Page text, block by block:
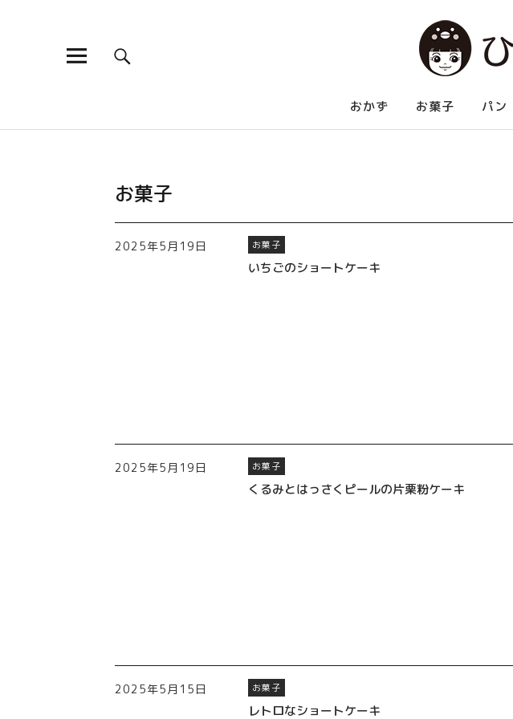
ひよこ食堂
おかず お菓子 パン
お菓子
2025年5月19日 お菓子
いちごのショートケーキ
2025年5月19日 お菓子
くるみとはっさくピールの片栗粉ケーキ
2025年5月15日 お菓子
レトロなショートケーキ